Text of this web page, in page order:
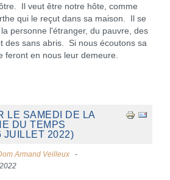
Il veut être notre hôte, comme
qui le reçut dans sa maison. Il se
personne l'étranger, du pauvre, des
des sans abris. Si nous écoutons sa
feront en nous leur demeure.
LE SAMEDI DE LA
DU TEMPS
JUILLET 2022)
Armand Veilleux